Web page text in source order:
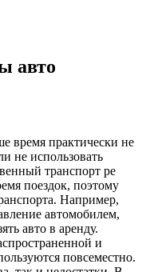
авто
время практически не
не использовать
транспорт ре
поездок, поэтому
Например,
автомобилем,
авто в аренду.
и
повсеместно.